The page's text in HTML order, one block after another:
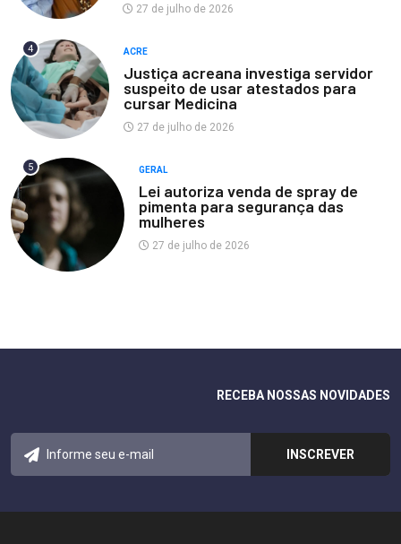
27 de julho de 2026
4 ACRE
Justiça acreana investiga servidor
suspeito de usar atestados para
cursar Medicina
27 de julho de 2026
5 GERAL
Lei autoriza venda de spray de
pimenta para segurança das
mulheres
27 de julho de 2026
RECEBA NOSSAS NOVIDADES